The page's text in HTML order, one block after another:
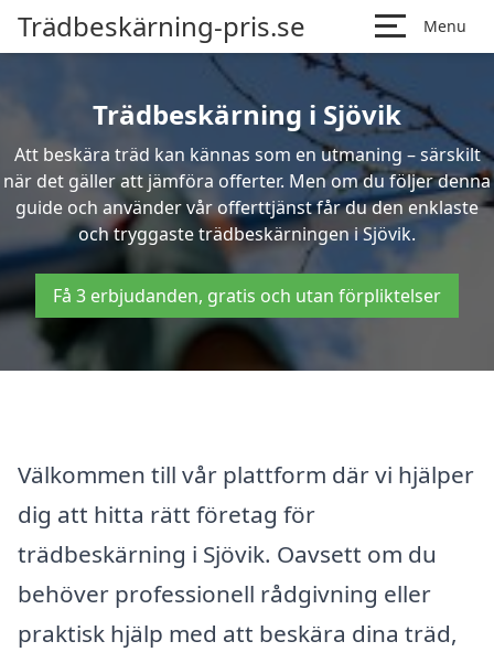
Trädbeskärning-pris.se Menu
Trädbeskärning i Sjövik
Att beskära träd kan kännas som en utmaning – särskilt
när det gäller att jämföra offerter. Men om du följer denna
guide och använder vår offerttjänst får du den enklaste
och tryggaste trädbeskärningen i Sjövik.
Få 3 erbjudanden, gratis och utan förpliktelser
Välkommen till vår plattform där vi hjälper
dig att hitta rätt företag för
trädbeskärning i Sjövik. Oavsett om du
behöver professionell rådgivning eller
praktisk hjälp med att beskära dina träd,